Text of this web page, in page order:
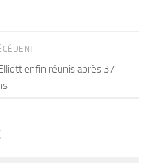
enfin réunis après 37